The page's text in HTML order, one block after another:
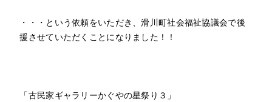
・・・という依頼をいただき、滑川町社会福祉協議会で後
援させていただくことになりました！！
「古民家ギャラリーかぐやの星祭り３」